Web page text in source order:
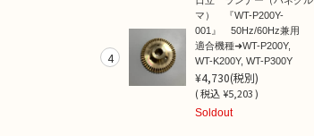
4
マ） 『WT-P200Y-
001』 50Hz/60Hz兼用
適合機種➜WT-P200Y,
WT-K200Y, WT-P300Y
¥4,730(税別)
(税込¥5,203 )
Soldout